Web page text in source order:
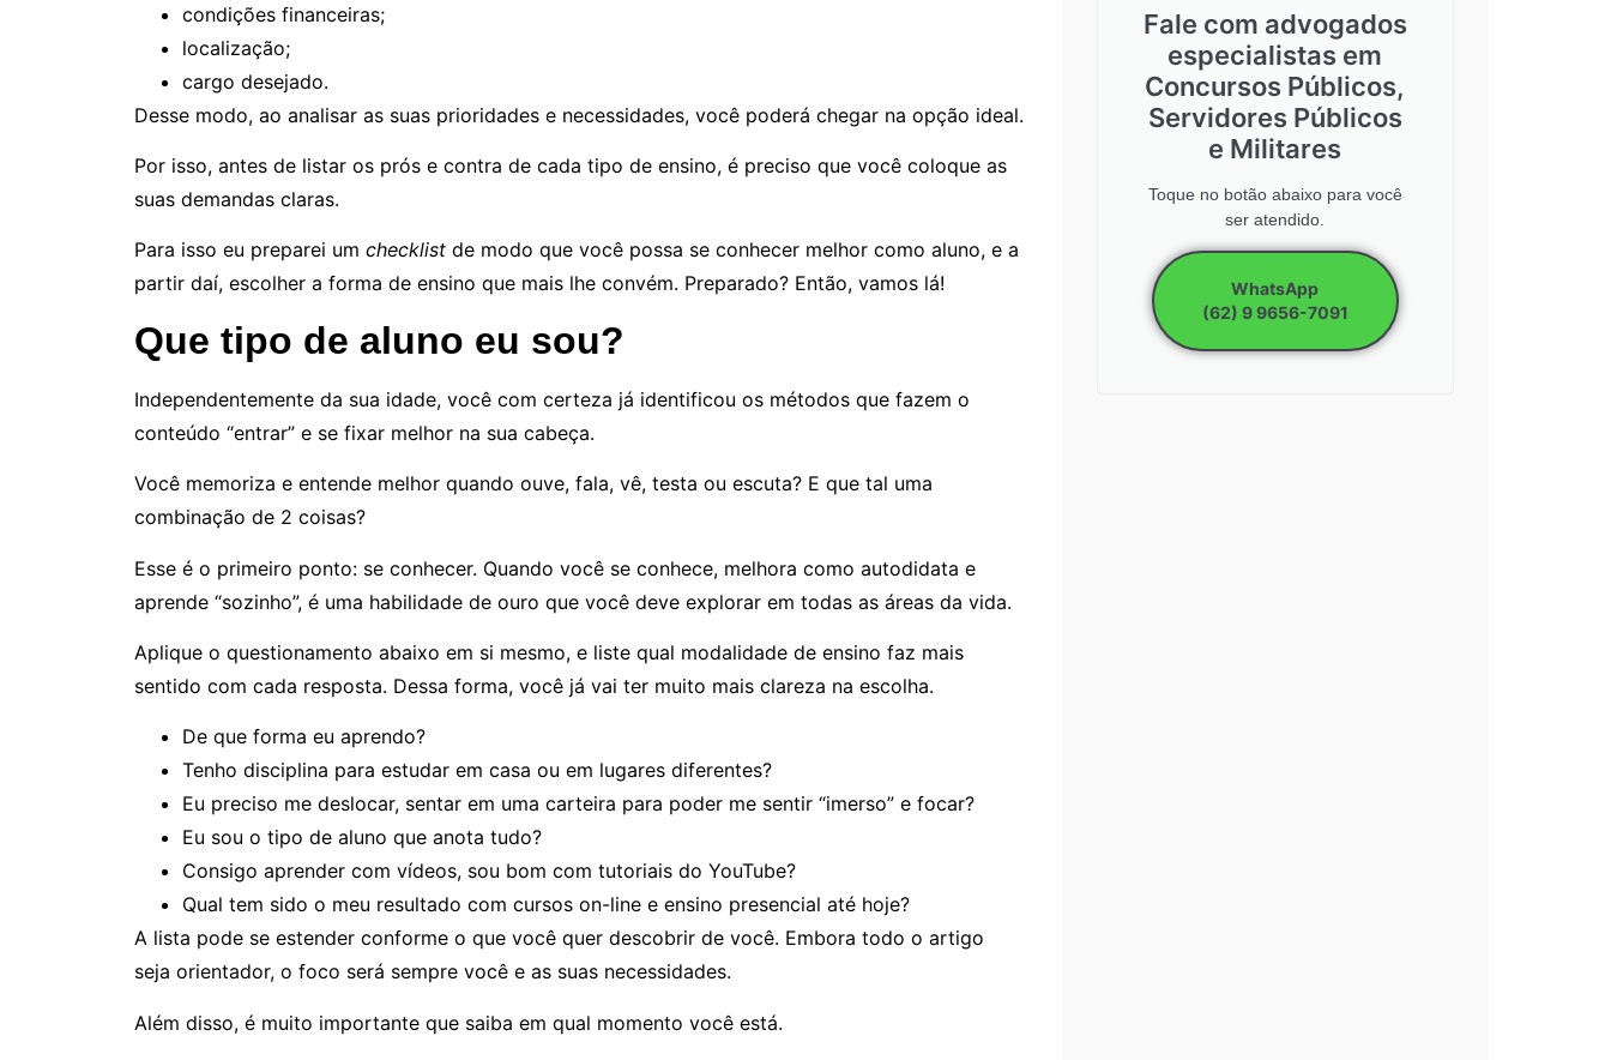
condições financeiras;
localização;
cargo desejado.
Desse modo, ao analisar as suas prioridades e necessidades, você poderá chegar na opção ideal.
Por isso, antes de listar os prós e contra de cada tipo de ensino, é preciso que você coloque as
suas demandas claras.
Para isso eu preparei um checklist de modo que você possa se conhecer melhor como aluno, e a
partir daí, escolher a forma de ensino que mais lhe convém. Preparado? Então, vamos lá!
Que tipo de aluno eu sou?
Independentemente da sua idade, você com certeza já identificou os métodos que fazem o
conteúdo “entrar” e se fixar melhor na sua cabeça.
Você memoriza e entende melhor quando ouve, fala, vê, testa ou escuta? E que tal uma
combinação de 2 coisas?
Esse é o primeiro ponto: se conhecer. Quando você se conhece, melhora como autodidata e
aprende “sozinho”, é uma habilidade de ouro que você deve explorar em todas as áreas da vida.
Aplique o questionamento abaixo em si mesmo, e liste qual modalidade de ensino faz mais
sentido com cada resposta. Dessa forma, você já vai ter muito mais clareza na escolha.
De que forma eu aprendo?
Tenho disciplina para estudar em casa ou em lugares diferentes?
Eu preciso me deslocar, sentar em uma carteira para poder me sentir “imerso” e focar?
Eu sou o tipo de aluno que anota tudo?
Consigo aprender com vídeos, sou bom com tutoriais do YouTube?
Qual tem sido o meu resultado com cursos on-line e ensino presencial até hoje?
A lista pode se estender conforme o que você quer descobrir de você. Embora todo o artigo
seja orientador, o foco será sempre você e as suas necessidades.
Além disso, é muito importante que saiba em qual momento você está.
Fale com advogados
especialistas em
Concursos Públicos,
Servidores Públicos
e Militares
Toque no botão abaixo para você
ser atendido.
WhatsApp
(62) 9 9656-7091